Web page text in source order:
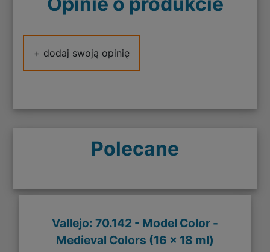
+ dodaj swoją opinię
Polecane
Vallejo: 70.142 - Model Color -
Medieval Colors (16 x 18 ml)